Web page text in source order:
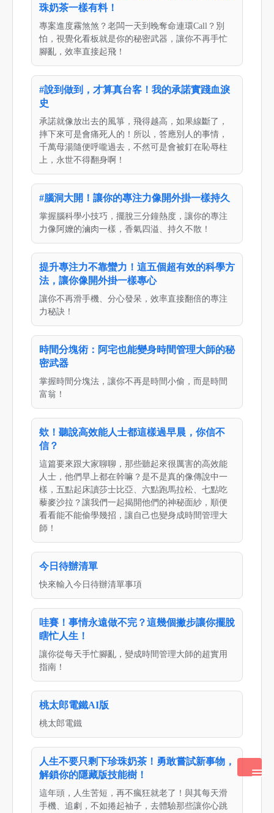
珠奶茶一樣有料！
專案進度霧煞煞？老闆一天到晚奪命連環Call？別
怕，視覺化看板就是你的秘密武器，讓你不再手忙
腳亂，效率直接起飛！
#說到做到，才算真台客！我的承諾實踐血淚
史
承諾就像放出去的風箏，飛得越高，如果線斷了，
摔下來可是會痛死人的！所以，答應別人的事情，
千萬母湯隨便呼嚨過去，不然可是會被釘在恥辱柱
上，永世不得翻身啊！
#腦洞大開！讓你的專注力像開外掛一樣持久
掌握腦科學小技巧，擺脫三分鐘熱度，讓你的專注
力像阿嬤的滷肉一樣，香氣四溢、持久不散！
提升專注力不靠蠻力！這五個超有效的科學方
法，讓你像開外掛一樣專心
讓你不再滑手機、分心發呆，效率直接翻倍的專注
力秘訣！
時間分塊術：阿宅也能變身時間管理大師的秘
密武器
掌握時間分塊法，讓你不再是時間小偷，而是時間
富翁！
欸！聽說高效能人士都這樣過早晨，你信不
信？
這篇要來跟大家聊聊，那些聽起來很厲害的高效能
人士，他們早上都在幹嘛？是不是真的像傳說中一
樣，五點起床讀莎士比亞、六點跑馬拉松、七點吃
藜麥沙拉？讓我們一起揭開他們的神秘面紗，順便
看看能不能偷學幾招，讓自己也變身成時間管理大
師！
今日待辦清單
快來輸入今日待辦清單事項
哇賽！事情永遠做不完？這幾個撇步讓你擺脫
瞎忙人生！
讓你從每天手忙腳亂，變成時間管理大師的超實用
指南！
桃太郎電鐵AI版
桃太郎電鐵
人生不要只剩下珍珠奶茶！勇敢嘗試新事物，
解鎖你的隱藏版技能樹！
這年頭，人生苦短，再不瘋狂就老了！與其每天滑
手機、追劇，不如捲起袖子，去體驗那些讓你心跳